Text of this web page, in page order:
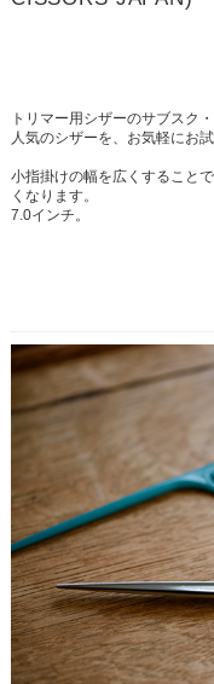
トリマー用シザーのサブスク
人気のシザーを、お気軽にお試
小指掛けの幅を広くすること
くなります。
7.0インチ。